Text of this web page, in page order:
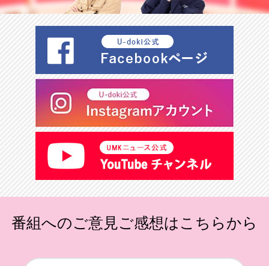
番組へのご意見ご感想はこちらから